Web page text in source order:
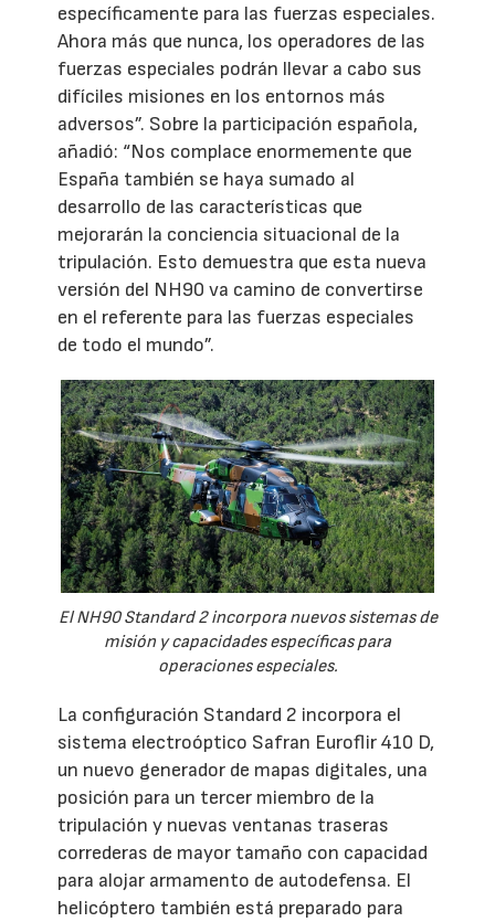
específicamente para las fuerzas especiales.
Ahora más que nunca, los operadores de las
fuerzas especiales podrán llevar a cabo sus
difíciles misiones en los entornos más
adversos”. Sobre la participación española,
añadió: “Nos complace enormemente que
España también se haya sumado al
desarrollo de las características que
mejorarán la conciencia situacional de la
tripulación. Esto demuestra que esta nueva
versión del NH90 va camino de convertirse
en el referente para las fuerzas especiales
de todo el mundo”.
El NH90 Standard 2 incorpora nuevos sistemas de
misión y capacidades específicas para
operaciones especiales.
La configuración Standard 2 incorpora el
sistema electroóptico Safran Euroflir 410 D,
un nuevo generador de mapas digitales, una
posición para un tercer miembro de la
tripulación y nuevas ventanas traseras
correderas de mayor tamaño con capacidad
para alojar armamento de autodefensa. El
helicóptero también está preparado para